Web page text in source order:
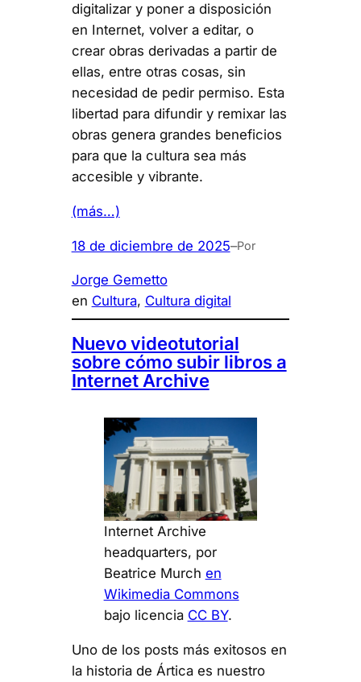
digitalizar y poner a disposición
en Internet, volver a editar, o
crear obras derivadas a partir de
ellas, entre otras cosas, sin
necesidad de pedir permiso. Esta
libertad para difundir y remixar las
obras genera grandes beneficios
para que la cultura sea más
accesible y vibrante.
(más…)
18 de diciembre de 2025–Por
Jorge Gemetto
en Cultura, Cultura digital
Nuevo videotutorial
sobre cómo subir libros a
Internet Archive
Internet Archive
headquarters, por
Beatrice Murch en
Wikimedia Commons
bajo licencia CC BY.
Uno de los posts más exitosos en
la historia de Ártica es nuestro